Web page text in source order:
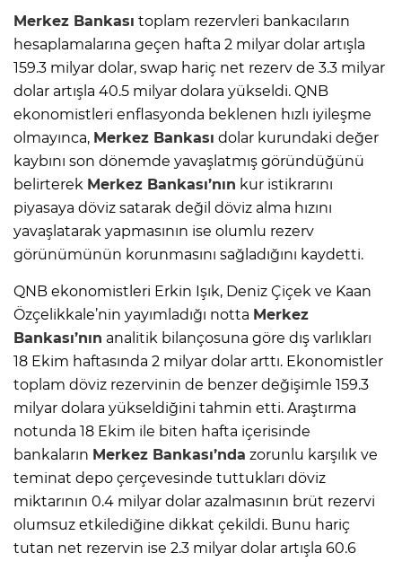
Merkez Bankası toplam rezervleri bankacıların
hesaplamalarına geçen hafta 2 milyar dolar artışla
159.3 milyar dolar, swap hariç net rezerv de 3.3 milyar
dolar artışla 40.5 milyar dolara yükseldi. QNB
ekonomistleri enflasyonda beklenen hızlı iyileşme
olmayınca, Merkez Bankası dolar kurundaki değer
kaybını son dönemde yavaşlatmış göründüğünü
belirterek Merkez Bankası’nın kur istikrarını
piyasaya döviz satarak değil döviz alma hızını
yavaşlatarak yapmasının ise olumlu rezerv
görünümünün korunmasını sağladığını kaydetti.
QNB ekonomistleri Erkin Işık, Deniz Çiçek ve Kaan
Özçelikkale’nin yayımladığı notta Merkez
Bankası’nın analitik bilançosuna göre dış varlıkları
18 Ekim haftasında 2 milyar dolar arttı. Ekonomistler
toplam döviz rezervinin de benzer değişimle 159.3
milyar dolara yükseldiğini tahmin etti. Araştırma
notunda 18 Ekim ile biten hafta içerisinde
bankaların Merkez Bankası’nda zorunlu karşılık ve
teminat depo çerçevesinde tuttukları döviz
miktarının 0.4 milyar dolar azalmasının brüt rezervi
olumsuz etkilediğine dikkat çekildi. Bunu hariç
tutan net rezervin ise 2.3 milyar dolar artışla 60.6